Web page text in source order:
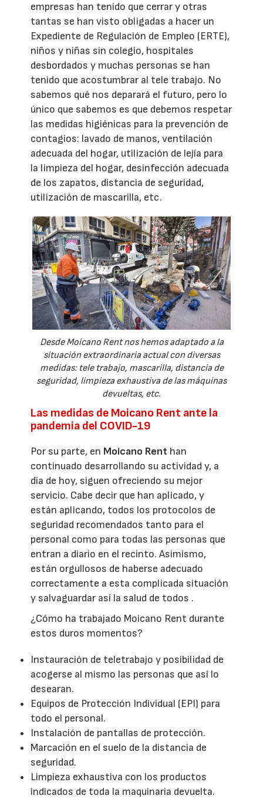
empresas han tenido que cerrar y otras
tantas se han visto obligadas a hacer un
Expediente de Regulación de Empleo (ERTE),
niños y niñas sin colegio, hospitales
desbordados y muchas personas se han
tenido que acostumbrar al tele trabajo. No
sabemos qué nos deparará el futuro, pero lo
único que sabemos es que debemos respetar
las medidas higiénicas para la prevención de
contagios: lavado de manos, ventilación
adecuada del hogar, utilización de lejía para
la limpieza del hogar, desinfección adecuada
de los zapatos, distancia de seguridad,
utilización de mascarilla, etc.
Desde Moicano Rent nos hemos adaptado a la
situación extraordinaria actual con diversas
medidas: tele trabajo, mascarilla, distancia de
seguridad, limpieza exhaustiva de las máquinas
devueltas, etc.
Las medidas de Moicano Rent ante la
pandemia del COVID-19
Por su parte, en Moicano Rent han
continuado desarrollando su actividad y, a
día de hoy, siguen ofreciendo su mejor
servicio. Cabe decir que han aplicado, y
están aplicando, todos los protocolos de
seguridad recomendados tanto para el
personal como para todas las personas que
entran a diario en el recinto. Asimismo,
están orgullosos de haberse adecuado
correctamente a esta complicada situación
y salvaguardar así la salud de todos .
¿Cómo ha trabajado Moicano Rent durante
estos duros momentos?
Instauración de teletrabajo y posibilidad de
acogerse al mismo las personas que así lo
desearan.
Equipos de Protección Individual (EPI) para
todo el personal.
Instalación de pantallas de protección.
Marcación en el suelo de la distancia de
seguridad.
Limpieza exhaustiva con los productos
indicados de toda la maquinaria devuelta.